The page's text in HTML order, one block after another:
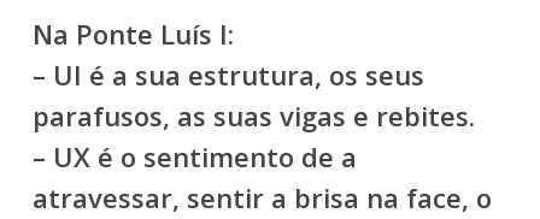
Na Ponte Luís I:
– UI é a sua estrutura, os seus
parafusos, as suas vigas e rebites.
– UX é o sentimento de a
atravessar, sentir a brisa na face, o